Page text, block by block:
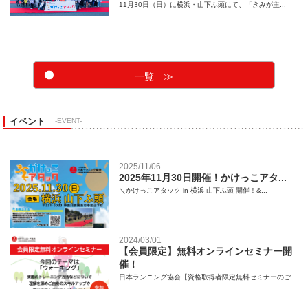
11月30日（日）に横浜・山下ふ頭にて、「きみが主...
一覧 ≫
イベント -EVENT-
2025/11/06
2025年11月30日開催！かけっこアタ...
＼かけっこアタック in 横浜 山下ふ頭 開催！&...
2024/03/01
【会員限定】無料オンラインセミナー開
催！
日本ランニング協会【資格取得者限定無料セミナーのご...